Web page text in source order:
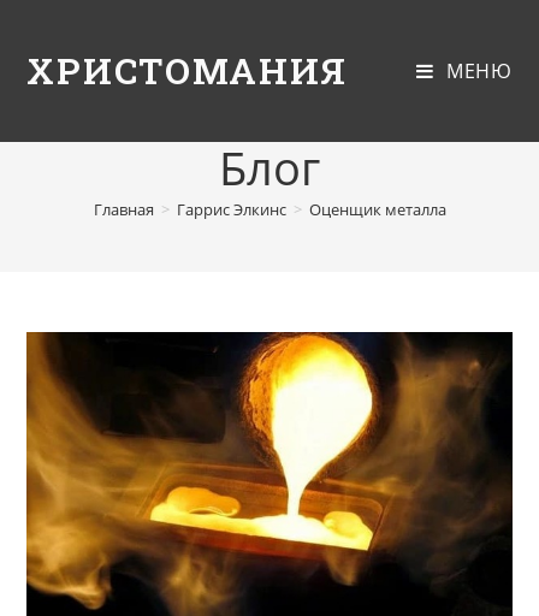
ХРИСТОМАНИЯ МЕНЮ
Блог
Главная > Гаррис Элкинс > Оценщик металла